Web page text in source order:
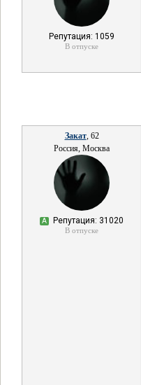
Репутация: 1059
В отпуске
Закат, 62
Россия, Москва
А Репутация: 31020
В отпуске